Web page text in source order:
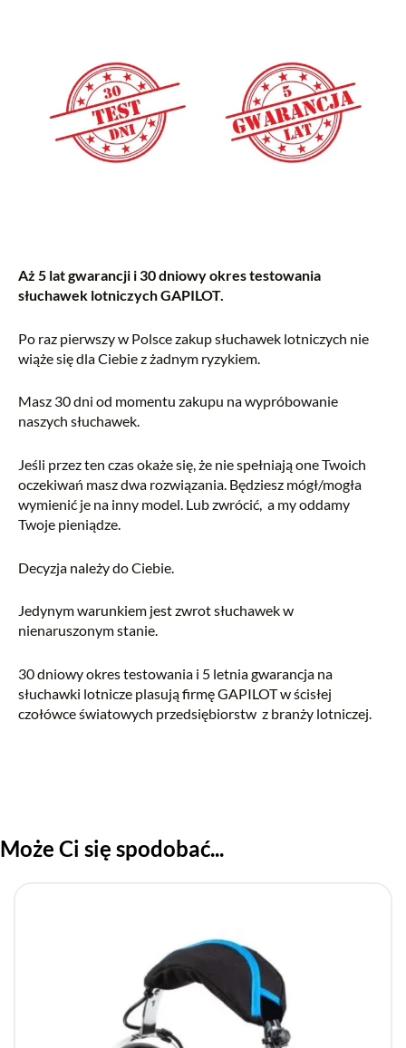
Aż 5 lat gwarancji i 30 dniowy okres testowania
słuchawek lotniczych GAPILOT.
Po raz pierwszy w Polsce zakup słuchawek lotniczych nie
wiąże się dla Ciebie z żadnym ryzykiem.
Masz 30 dni od momentu zakupu na wypróbowanie
naszych słuchawek.
Jeśli przez ten czas okaże się, że nie spełniają one Twoich
oczekiwań masz dwa rozwiązania. Będziesz mógł/mogła
wymienić je na inny model. Lub zwrócić, a my oddamy
Twoje pieniądze.
Decyzja należy do Ciebie.
Jedynym warunkiem jest zwrot słuchawek w
nienaruszonym stanie.
30 dniowy okres testowania i 5 letnia gwarancja na
słuchawki lotnicze plasują firmę GAPILOT w ścisłej
czołówce światowych przedsiębiorstw z branży lotniczej.
Może Ci się spodobać...
wariantów.
Opcje
można
wybrać